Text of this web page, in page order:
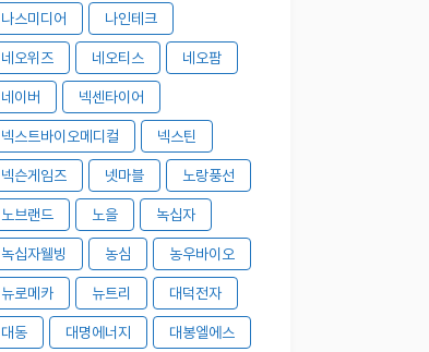
나스미디어 나인테크
네오위즈 네오티스 네오팜
네이버 넥센타이어
넥스트바이오메디컬 넥스틴
넥슨게임즈 넷마블 노랑풍선
노브랜드 노을 녹십자
녹십자웰빙 농심 농우바이오
뉴로메카 뉴트리 대덕전자
대동 대명에너지 대봉엘에스